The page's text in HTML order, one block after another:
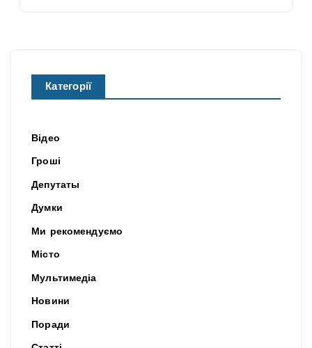
Категорії
Відео
Гроші
Депутаты
Думки
Ми рекомендуємо
Місто
Мультимедіа
Новини
Поради